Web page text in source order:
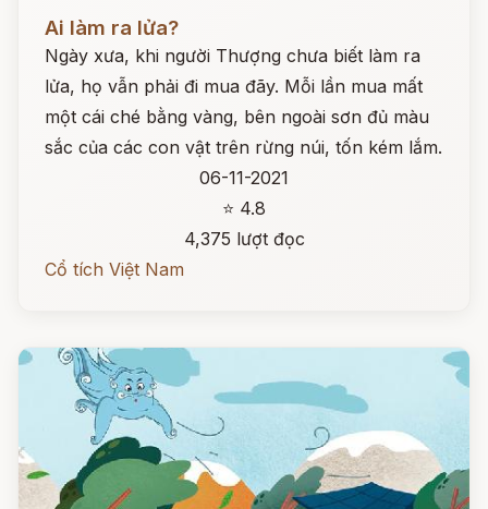
Ai làm ra lửa?
Ngày xưa, khi người Thượng chưa biết làm ra
lửa, họ vẫn phải đi mua đãy. Mỗi lần mua mất
một cái ché bằng vàng, bên ngoài sơn đủ màu
sắc của các con vật trên rừng núi, tốn kém lắm.
06-11-2021
⭐ 4.8
4,375 lượt đọc
Cổ tích Việt Nam